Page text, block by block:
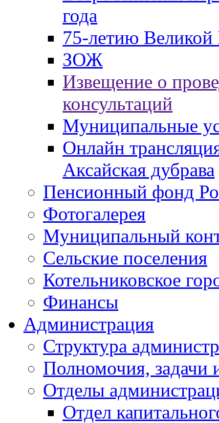
года
75-летию
ЗОЖ
Извещение о
консультаций
Муниципальные
Онлайн
Аксайская дубрава
Пенсионный фонд
Фотогалерея
Муниципальный
Сельские поселения
Котельниковское
Финансы
Администрация
Структура
Полномочия, задачи
Отделы
Отдел